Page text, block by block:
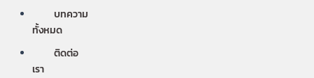
บทความ
ทั้งหมด
ติดต่อ
เรา